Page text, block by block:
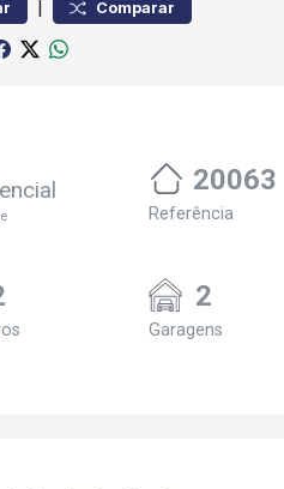
| Comparar
20063
Referência
2
Garagens